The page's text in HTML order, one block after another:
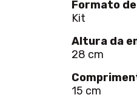
Formato
Kit
Altura da
28 cm
15 cm